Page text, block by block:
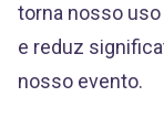
torna nosso
e reduz
nosso evento.